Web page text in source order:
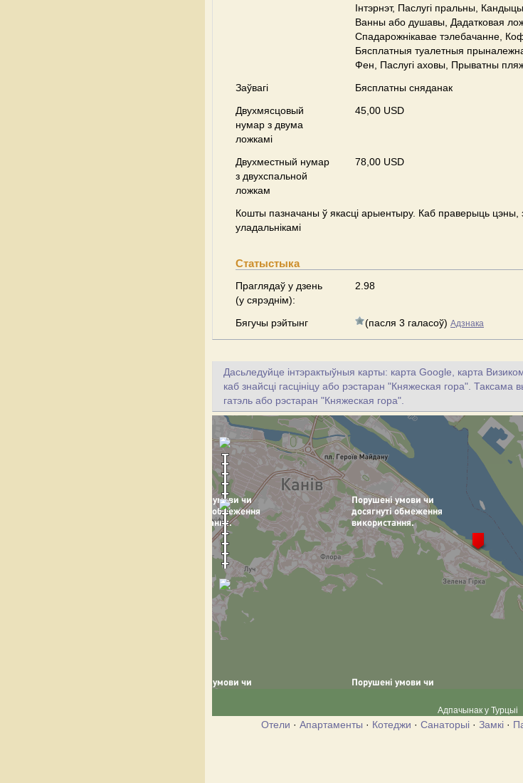
Інтэрнэт, Паслугі пральны,
Ванны або душавы, Дадатковая
Спадарожнiкавае тэлебачанне,
Бясплатныя туалетныя
Фен, Паслугі аховы, Прыватны
Заўвагі
Бясплатны сняданак
Двухмясцовый
нумар з двума
ложкамі
45,00 USD
Двухместный нумар
з двухспальной
ложкам
78,00 USD
Кошты пазначаны ў якасці арыентыру. Каб праверыць цэны,
уладальнікамі
Статыстыка
Праглядаў у дзень
(у сярэднім):
2.98
Бягучы рэйтынг (пасля 3 галасоў) Адзнака
Дасьледуйце інтэрактыўныя карты: карта Google, карта
каб знайсці гасцініцу або рэстаран "Княжеская гора". Таксама
гатэль або рэстаран "Княжеская гора".
Адпачынак у Турцыі
Отели · Апартаменты · Котеджи · Санаторыі· Замкі·